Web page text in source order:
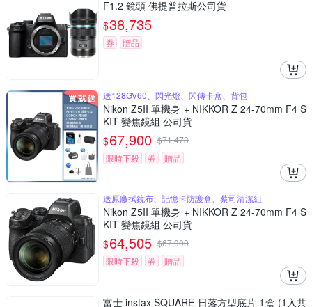
F1.2 鏡頭 佛提普拉斯公司貨
$38,735
券 贈品
送128GV60、閃光燈、閃傳卡盒、背包
Nikon Z5II 單機身 + NIKKOR Z 24-70mm F4 S
KIT 變焦鏡組 公司貨
$67,900 $71,473
限時下殺
券 贈品
送原廠拭鏡布、記憶卡防護盒、蔡司清潔組
Nikon Z5II 單機身 + NIKKOR Z 24-70mm F4 S
KIT 變焦鏡組 公司貨
$64,505 $67,900
限時下殺
券 贈品
富士 instax SQUARE 日落方型底片 1盒 (1入共